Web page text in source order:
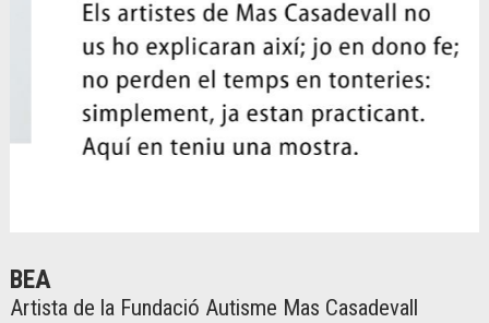
BEA
Artista de la Fundació Autisme Mas Casadevall